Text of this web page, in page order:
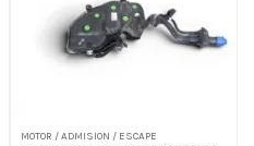
MOTOR / ADMISION / ESCAPE